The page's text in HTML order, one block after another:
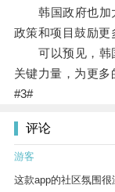
韩国政府也加大
政策和项目鼓励更
可以预见，韩国
关键力量，为更多
#3#
评论
游客
这款app的社区氛围很